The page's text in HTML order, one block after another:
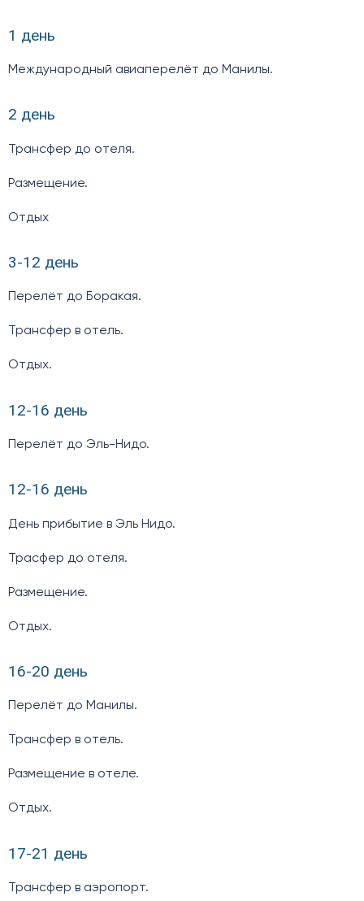
1 день
Международный авиаперелёт до Манилы.
2 день
Трансфер до отеля.
Размещение.
Отдых
3-12 день
Перелёт до Боракая.
Трансфер в отель.
Отдых.
12-16 день
Перелёт до Эль-Нидо.
12-16 день
День прибытие в Эль Нидо.
Трасфер до отеля.
Размещение.
Отдых.
16-20 день
Перелёт до Манилы.
Трансфер в отель.
Размещение в отеле.
Отдых.
17-21 день
Трансфер в аэропорт.